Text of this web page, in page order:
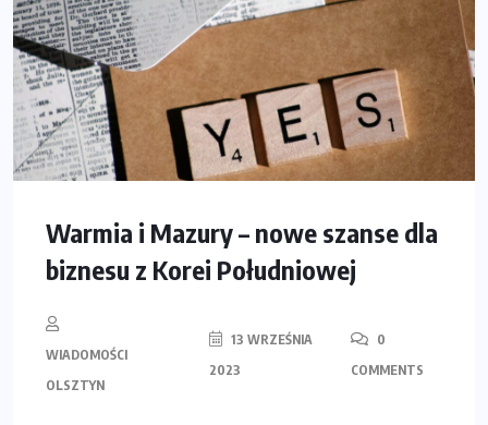
Warmia i Mazury – nowe szanse dla
biznesu z Korei Południowej
WIADOMOŚCI
OLSZTYN
13 WRZEŚNIA
2023
0
COMMENTS